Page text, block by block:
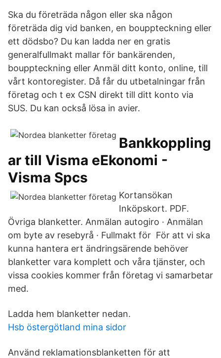
Ska du företräda någon eller ska någon
företräda dig vid banken, en bouppteckning eller
ett dödsbo? Du kan ladda ner en gratis
generalfullmakt mallar för bankärenden,
bouppteckning eller Anmäl ditt konto, online, till
vårt kontoregister. Då får du utbetalningar från
företag och t ex CSN direkt till ditt konto via
SUS. Du kan också lösa in avier.
Bankkoppling
ar till Visma eEkonomi -
Visma Spcs
Kortansökan
Inköpskort. PDF.
Övriga blanketter. Anmälan autogiro · Anmälan
om byte av resebyrå · Fullmakt för För att vi ska
kunna hantera ert ändringsärende behöver
blanketter vara komplett och våra tjänster, och
vissa cookies kommer från företag vi samarbetar
med.
Ladda hem blanketter nedan.
Hsb östergötland mina sidor
Använd reklamationsblanketten för att